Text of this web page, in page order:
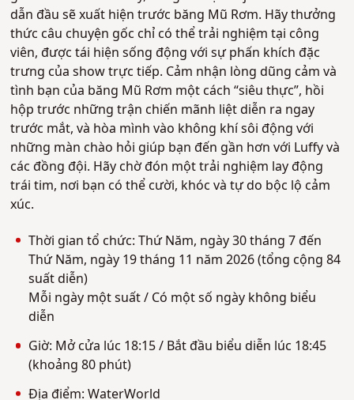
dẫn đầu sẽ xuất hiện trước băng Mũ Rơm. Hãy thưởng
thức câu chuyện gốc chỉ có thể trải nghiệm tại công
viên, được tái hiện sống động với sự phấn khích đặc
trưng của show trực tiếp. Cảm nhận lòng dũng cảm và
tình bạn của băng Mũ Rơm một cách “siêu thực”, hồi
hộp trước những trận chiến mãnh liệt diễn ra ngay
trước mắt, và hòa mình vào không khí sôi động với
những màn chào hỏi giúp bạn đến gần hơn với Luffy và
các đồng đội. Hãy chờ đón một trải nghiệm lay động
trái tim, nơi bạn có thể cười, khóc và tự do bộc lộ cảm
xúc.
Thời gian tổ chức: Thứ Năm, ngày 30 tháng 7 đến
Thứ Năm, ngày 19 tháng 11 năm 2026 (tổng cộng 84
suất diễn)
Mỗi ngày một suất / Có một số ngày không biểu
diễn
Giờ: Mở cửa lúc 18:15 / Bắt đầu biểu diễn lúc 18:45
(khoảng 80 phút)
Địa điểm: WaterWorld